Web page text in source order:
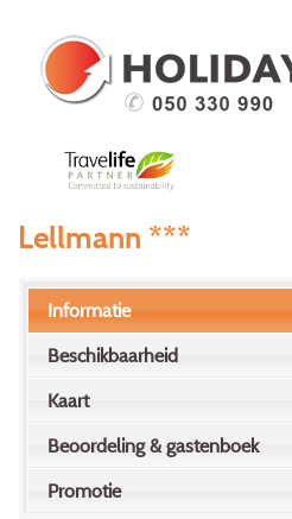
Lellmann ***
Informatie
Beschikbaarheid
Kaart
Beoordeling & gastenboek
Promotie